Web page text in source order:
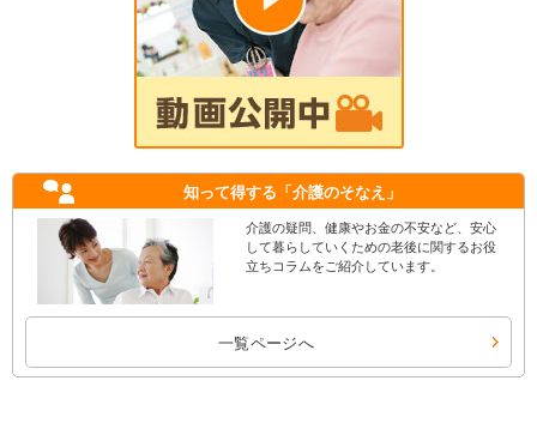
知って得する 「介護のそなえ」
介護の疑問、健康やお金の不安など、安心
して暮らしていくための老後に関するお役
立ちコラムをご紹介しています。
一覧ページへ